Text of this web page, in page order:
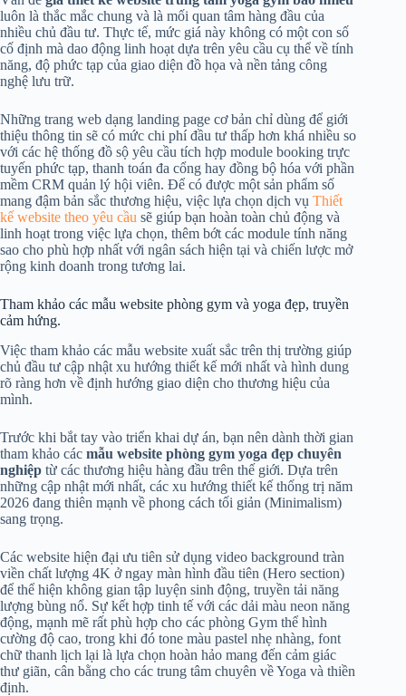
luôn là thắc mắc chung và là mối quan tâm hàng đầu của
nhiều chủ đầu tư. Thực tế, mức giá này không có một con số
cố định mà dao động linh hoạt dựa trên yêu cầu cụ thể về tính
năng, độ phức tạp của giao diện đồ họa và nền tảng công
nghệ lưu trữ.
Những trang web dạng landing page cơ bản chỉ dùng để giới
thiệu thông tin sẽ có mức chi phí đầu tư thấp hơn khá nhiều so
với các hệ thống đồ sộ yêu cầu tích hợp module booking trực
tuyến phức tạp, thanh toán đa cổng hay đồng bộ hóa với phần
mềm CRM quản lý hội viên. Để có được một sản phẩm số
mang đậm bản sắc thương hiệu, việc lựa chọn dịch vụ Thiết
kế website theo yêu cầu sẽ giúp bạn hoàn toàn chủ động và
linh hoạt trong việc lựa chọn, thêm bớt các module tính năng
sao cho phù hợp nhất với ngân sách hiện tại và chiến lược mở
rộng kinh doanh trong tương lai.
Tham khảo các mẫu website phòng gym và yoga đẹp, truyền
cảm hứng.
Việc tham khảo các mẫu website xuất sắc trên thị trường giúp
chủ đầu tư cập nhật xu hướng thiết kế mới nhất và hình dung
rõ ràng hơn về định hướng giao diện cho thương hiệu của
mình.
Trước khi bắt tay vào triển khai dự án, bạn nên dành thời gian
tham khảo các mẫu website phòng gym yoga đẹp chuyên
nghiệp từ các thương hiệu hàng đầu trên thế giới. Dựa trên
những cập nhật mới nhất, các xu hướng thiết kế thống trị năm
2026 đang thiên mạnh về phong cách tối giản (Minimalism)
sang trọng.
Các website hiện đại ưu tiên sử dụng video background tràn
viền chất lượng 4K ở ngay màn hình đầu tiên (Hero section)
để thể hiện không gian tập luyện sinh động, truyền tải năng
lượng bùng nổ. Sự kết hợp tinh tế với các dải màu neon năng
động, mạnh mẽ rất phù hợp cho các phòng Gym thể hình
cường độ cao, trong khi đó tone màu pastel nhẹ nhàng, font
chữ thanh lịch lại là lựa chọn hoàn hảo mang đến cảm giác
thư giãn, cân bằng cho các trung tâm chuyên về Yoga và thiền
định.